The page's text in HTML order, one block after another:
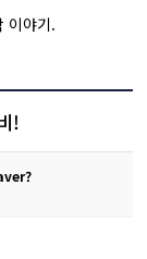
이야기.
!